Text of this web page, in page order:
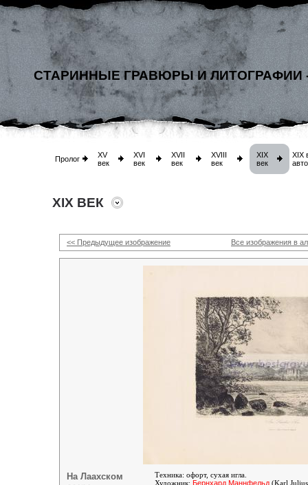
СТАРИННЫЕ ГРАВЮРЫ И ЛИТОГРАФИИ
Пролог
XV
век
XVI
век
XVII
век
XVIII
век
XIX
век
XIX
XIX ВЕК
<< Предыдущее изображение Все изображения в
На Лаахском
Техника: офорт, сухая игла.
Художник: Бернхард Маннфельд (Karl